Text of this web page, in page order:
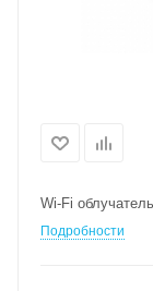
Wi-Fi
Подробности